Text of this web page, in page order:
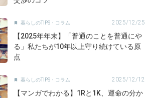
 暮らしのTIPS・コラム 2025/12/25
【2025年年末】「普通のことを普通にや
る」私たちが10年以上守り続けている原
点
 暮らしのTIPS・コラム 2025/12/12
【マンガでわかる】1Rと1K、運命の分か